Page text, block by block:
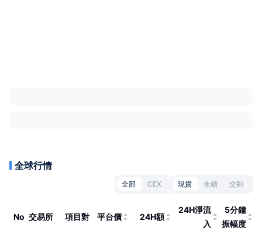
全球行情
全部 CEX 現貨 永續 交割
No 交易所 項目對 平台價 24H額
24H淨流
入
5分鐘
振幅度